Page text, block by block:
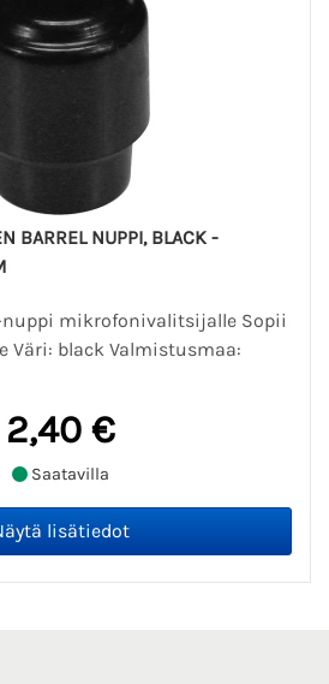
BARREL NUPPI, BLACK -
nuppi mikrofonivalitsijalle Sopii
Väri: black Valmistusmaa:
2,40 €
Saatavilla